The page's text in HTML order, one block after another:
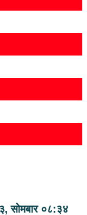
सोमबार ०८:३४